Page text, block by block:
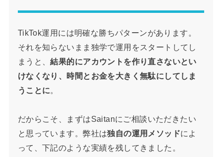
TikTok運用には明確な勝ちパターンがあります。
それを知らないまま独学で運用をスタートしてし
まうと、結果的にアカウントを作り直さないとい
けなくなり、時間とお金を大きく無駄にしてしま
うことに。
だからこそ、まずはSaitanにご相談いただきたい
と思っています。弊社は独自の運用メソッドによ
って、下記のような実績を残してきました。